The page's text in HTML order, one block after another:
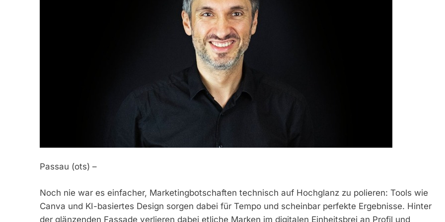
Passau (ots) –
Noch nie war es einfacher, Marketingbotschaften technisch auf Hochglanz zu polieren: Tools wie
Canva und KI-basiertes Design sorgen dabei für Tempo und scheinbar perfekte Ergebnisse. Hinter
der glänzenden Fassade verlieren dabei etliche Marken im digitalen Einheitsbrei an Profil und